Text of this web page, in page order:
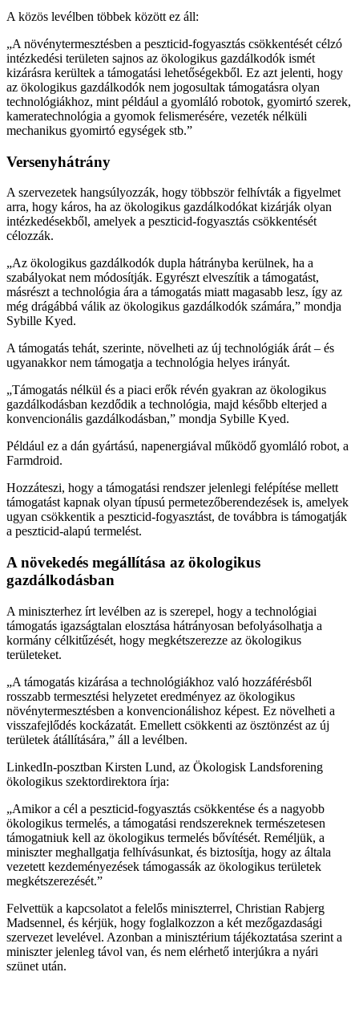
A közös levélben többek között ez áll:
„A növénytermesztésben a peszticid-fogyasztás csökkentését célzó
intézkedési területen sajnos az ökologikus gazdálkodók ismét
kizárásra kerültek a támogatási lehetőségekből. Ez azt jelenti, hogy
az ökologikus gazdálkodók nem jogosultak támogatásra olyan
technológiákhoz, mint például a gyomláló robotok, gyomirtó szerek,
kameratechnológia a gyomok felismerésére, vezeték nélküli
mechanikus gyomirtó egységek stb.”
Versenyhátrány
A szervezetek hangsúlyozzák, hogy többször felhívták a figyelmet
arra, hogy káros, ha az ökologikus gazdálkodókat kizárják olyan
intézkedésekből, amelyek a peszticid-fogyasztás csökkentését
célozzák.
„Az ökologikus gazdálkodók dupla hátrányba kerülnek, ha a
szabályokat nem módosítják. Egyrészt elveszítik a támogatást,
másrészt a technológia ára a támogatás miatt magasabb lesz, így az
még drágábbá válik az ökologikus gazdálkodók számára,” mondja
Sybille Kyed.
A támogatás tehát, szerinte, növelheti az új technológiák árát – és
ugyanakkor nem támogatja a technológia helyes irányát.
„Támogatás nélkül és a piaci erők révén gyakran az ökologikus
gazdálkodásban kezdődik a technológia, majd később elterjed a
konvencionális gazdálkodásban,” mondja Sybille Kyed.
Például ez a dán gyártású, napenergiával működő gyomláló robot, a
Farmdroid.
Hozzáteszi, hogy a támogatási rendszer jelenlegi felépítése mellett
támogatást kapnak olyan típusú permetezőberendezések is, amelyek
ugyan csökkentik a peszticid-fogyasztást, de továbbra is támogatják
a peszticid-alapú termelést.
A növekedés megállítása az ökologikus
gazdálkodásban
A miniszterhez írt levélben az is szerepel, hogy a technológiai
támogatás igazságtalan elosztása hátrányosan befolyásolhatja a
kormány célkitűzését, hogy megkétszerezze az ökologikus
területeket.
„A támogatás kizárása a technológiákhoz való hozzáférésből
rosszabb termesztési helyzetet eredményez az ökologikus
növénytermesztésben a konvencionálishoz képest. Ez növelheti a
visszafejlődés kockázatát. Emellett csökkenti az ösztönzést az új
területek átállítására,” áll a levélben.
LinkedIn-posztban Kirsten Lund, az Ökologisk Landsforening
ökologikus szektordirektora írja:
„Amikor a cél a peszticid-fogyasztás csökkentése és a nagyobb
ökologikus termelés, a támogatási rendszereknek természetesen
támogatniuk kell az ökologikus termelés bővítését. Reméljük, a
miniszter meghallgatja felhívásunkat, és biztosítja, hogy az általa
vezetett kezdeményezések támogassák az ökologikus területek
megkétszerezését.”
Felvettük a kapcsolatot a felelős miniszterrel, Christian Rabjerg
Madsennel, és kérjük, hogy foglalkozzon a két mezőgazdasági
szervezet levelével. Azonban a minisztérium tájékoztatása szerint a
miniszter jelenleg távol van, és nem elérhető interjúkra a nyári
szünet után.